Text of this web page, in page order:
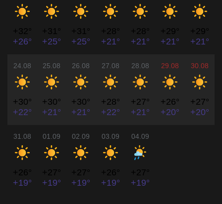
+32°
+26°
+31°
+25°
+31°
+25°
+28°
+21°
+28°
+21°
+29°
+21°
+29°
+21°
24.08
+30°
+22°
25.08
+30°
+21°
26.08
+30°
+21°
27.08
+28°
+22°
28.08
+27°
+21°
29.08
+26°
+20°
30.08
+27°
+20°
31.08
+26°
+19°
01.09
+27°
+19°
02.09
+27°
+19°
03.09
+26°
+19°
04.09
+27°
+19°